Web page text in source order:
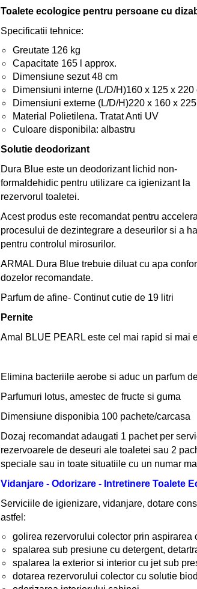
Toalete ecologice pentru persoane cu
Specificatii tehnice:
Greutate 126 kg
Capacitate 165 l approx.
Dimensiune sezut 48 cm
Dimensiuni interne (L/D/H)160 x 125 x 220
Dimensiuni externe (L/D/H)220 x 160 x
Material Polietilena. Tratat Anti UV
Culoare disponibila: albastru
Solutie deodorizant
Dura Blue este un deodorizant lichid non-
formaldehidic pentru utilizare ca igienizant la
rezervorul toaletei.
Acest produs este recomandat pentru
procesului de dezintegrare a deseurilor si a
pentru controlul mirosurilor.
ARMAL Dura Blue trebuie diluat cu apa
dozelor recomandate.
Parfum de afine- Continut cutie de 19 litri
Pernite
Amal BLUE PEARL este cel mai rapid si mai
Elimina bacteriile aerobe si aduc un parfum
Parfumuri lotus, amestec de fructe si guma
Dimensiune disponibia 100 pachete/carcasa
Dozaj recomandat adaugati 1 pachet per
rezervoarele de deseuri ale toaletei sau 2
speciale sau in toate situatiile cu un numar
Vidanjare - Odorizare - Intretinere Toalete
Serviciile de igienizare, vidanjare, dotare
astfel:
golirea rezervorului colector prin aspirarea
spalarea sub presiune cu detergent,
spalarea la exterior si interior cu jet sub
dotarea rezervorului colector cu solutie